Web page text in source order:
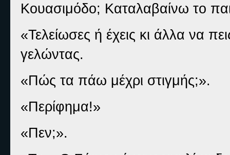
Κουασιμόδο; Καταλαβαίνω το
«Τελείωσες ή έχεις κι άλλα να
γελώντας.
«Πώς τα πάω μέχρι στιγμής;».
«Περίφημα!»
«Πεν;».